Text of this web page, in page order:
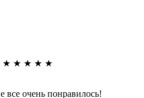
★ ★ ★ ★ ★
очень понравилось!